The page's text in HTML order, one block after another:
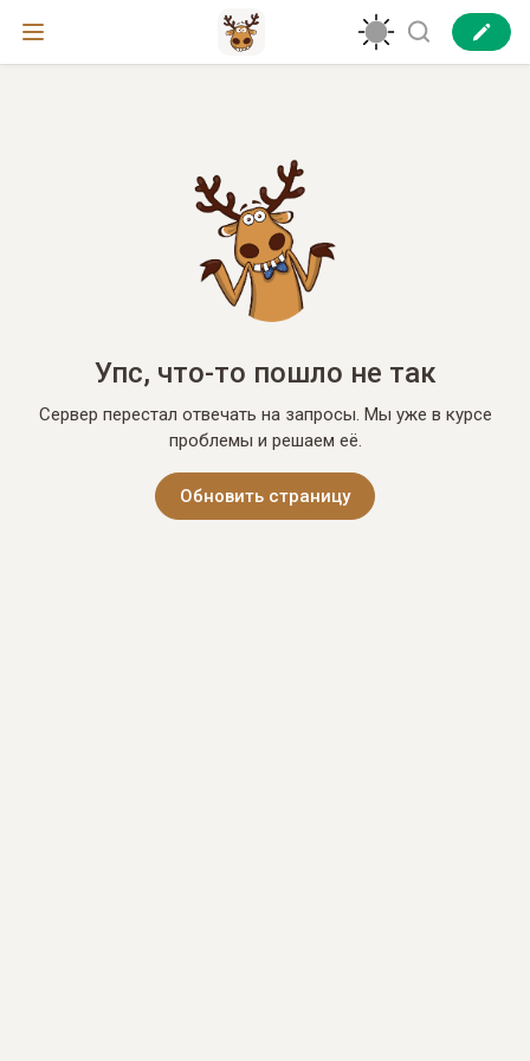
Упс, что-то пошло не так
Сервер перестал отвечать на запросы. Мы уже в курсе
проблемы и решаем её.
Обновить страницу